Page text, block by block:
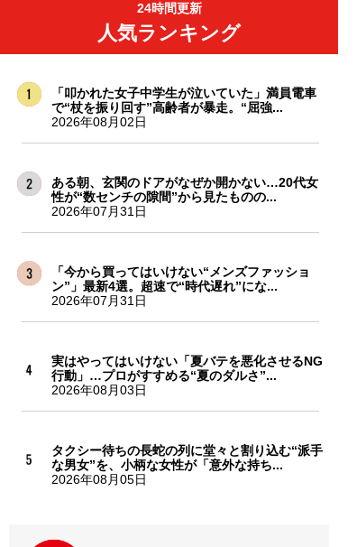
24時間更新
人気ランキング
「叩かれた女子中学生が泣いていた」満員電車
で“杖を振り回す”高齢者が暴走。“屈強...
2026年08月02日
ある朝、玄関のドアがなぜか開かない…20代女
性が“数センチの隙間”から見たものの...
2026年07月31日
「今から買ってはいけない“メンズファッショ
ン”」最新4選。超速で“時代遅れ”にな...
2026年07月31日
実はやってはいけない「夏バテを悪化させるNG
行動」…プロがすすめる“夏のダルさ”...
2026年08月03日
タクシー待ちの長蛇の列に堂々と割り込む“派手
な男女”を、小柄な女性が「意外な持ち...
2026年08月05日